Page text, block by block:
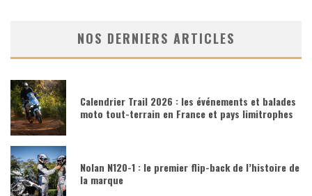
NOS DERNIERS ARTICLES
Calendrier Trail 2026 : les événements et balades
moto tout-terrain en France et pays limitrophes
Nolan N120-1 : le premier flip-back de l’histoire de
la marque